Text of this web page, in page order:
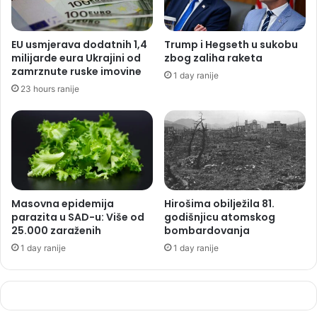
EU usmjerava dodatnih 1,4
milijarde eura Ukrajini od
zamrznute ruske imovine
23 hours ranije
Trump i Hegseth u sukobu
zbog zaliha raketa
1 day ranije
Masovna epidemija
parazita u SAD-u: Više od
25.000 zaraženih
1 day ranije
Hirošima obilježila 81.
godišnjicu atomskog
bombardovanja
1 day ranije